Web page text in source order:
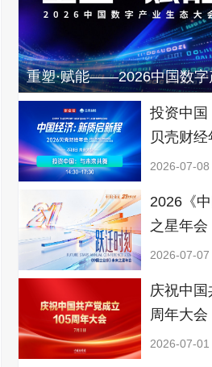
重塑·赋能——2026中国数字
投资中国
贝壳财经
2026-07-08
2026《
之星年会
2026-07-
庆祝中
周年大会
2026-07-